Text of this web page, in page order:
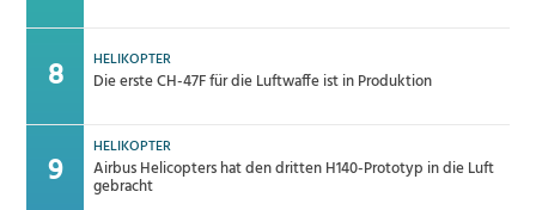
HELIKOPTER
Die erste CH-47F für die Luftwaffe ist in Produktion
HELIKOPTER
Airbus Helicopters hat den dritten H140-Prototyp in die Luft
gebracht